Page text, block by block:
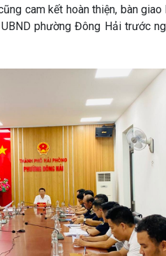
cam kết hoàn thiện, bàn giao
phường Đông Hải trước